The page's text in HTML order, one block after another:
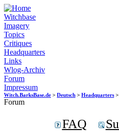
Witchbase
Imagery
Topics
Critiques
Headquarters
Links
Wlog-Archiv
Forum
Impressum
Witch.BarksBase.de > Deutsch > Headquarters
Forum
FAQ